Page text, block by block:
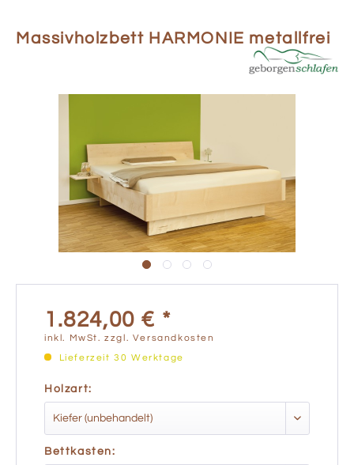
Massivholzbett HARMONIE metallfrei
1.824,00 € *
inkl. MwSt.zzgl. Versandkosten
Lieferzeit 30 Werktage
Holzart:
Bettkasten: